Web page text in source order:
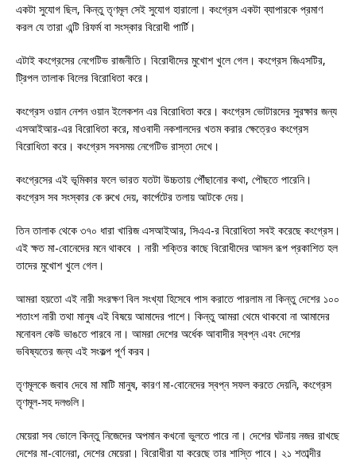
একটা সুযোগ ছিল, কিন্তু তৃণমূল সেই সুযোগ হারালো। কংগ্রেস একটা ব্যাপারকে প্রমাণ
করল যে তারা এন্টি রিফর্ম বা সংস্কার বিরোধী পার্টি।
এটাই কংগ্রেসের নেগেটিভ রাজনীতি। বিরোধীদের মুখোশ খুলে গেল। কংগ্রেস জিএসটির,
ট্রিপল তালাক বিলের বিরোধিতা করে।
কংগ্রেস ওয়ান নেশন ওয়ান ইলেকশন এর বিরোধিতা করে। কংগ্রেস ভোটারদের সুরক্ষার জন্য
এসআইআর-এর বিরোধিতা করে, মাওবাদী নকশালদের খতম করার ক্ষেত্রেও কংগ্রেস
বিরোধিতা করে। কংগ্রেস সবসময় নেগেটিভ রাস্তা দেখে।
কংগ্রেসের এই ভূমিকার ফলে ভারত যতটা উচ্চতায় পৌঁছানোর কথা, পৌছতে পারেনি।
কংগ্রেস সব সংস্কার কে রুখে দেয়, কার্পেটের তলায় আটকে দেয়।
তিন তালাক থেকে ৩৭০ ধারা খারিজ এসআইআর, সিএএ-র বিরোধিতা সবই করেছে কংগ্রেস।
এই ক্ষত মা-বোনেদের মনে থাকবে । নারী শক্তির কাছে বিরোধীদের আসল রূপ প্রকাশিত হল
তাদের মুখোশ খুলে গেল।
আমরা হয়তো এই নারী সংরক্ষণ বিল সংখ্যা হিসেবে পাস করাতে পারলাম না কিন্তু দেশের ১০০
শতাংশ নারী তথা মানুষ এই বিষয়ে আমাদের পাশে। কিন্তু আমরা থেমে থাকবো না আমাদের
মনোবল কেউ ভাঙতে পারবে না। আমরা দেশের অর্ধেক আবাদীর স্বপ্ন এবং দেশের
ভবিষ্যতের জন্য এই সংকল্প পূর্ণ করব।
তৃণমূলকে জবাব দেবে মা মাটি মানুষ, কারণ মা-বোনেদের স্বপ্ন সফল করতে দেয়নি, কংগ্রেস
তৃণমূল-সহ দলগুলি।
মেয়েরা সব ভোলে কিন্তু নিজেদের অপমান কখনো ভুলতে পারে না। দেশের ঘটনায় নজর রাখছে
দেশের মা-বোনেরা, দেশের মেয়েরা। বিরোধীরা যা করেছে তার শাস্তি পাবে। ২১ শতাব্দীর